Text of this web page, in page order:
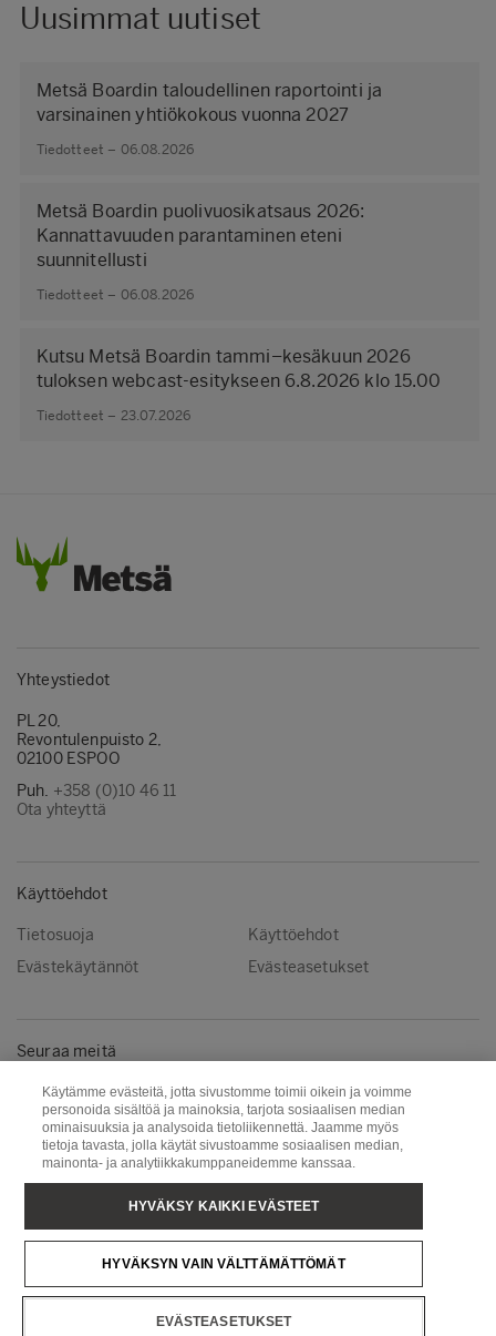
Uusimmat uutiset
Metsä Boardin taloudellinen raportointi ja
varsinainen yhtiökokous vuonna 2027
Tiedotteet – 06.08.2026
Metsä Boardin puolivuosikatsaus 2026:
Kannattavuuden parantaminen eteni
suunnitellusti
Tiedotteet – 06.08.2026
Kutsu Metsä Boardin tammi–kesäkuun 2026
tuloksen webcast-esitykseen 6.8.2026 klo 15.00
Tiedotteet – 23.07.2026
Yhteystiedot
PL 20,
Revontulenpuisto 2,
02100 ESPOO
Puh. +358 (0)10 46 11
Ota yhteyttä
Käyttöehdot
Tietosuoja
Käyttöehdot
Evästekäytännöt
Evästeasetukset
Seuraa meitä
Instagram
LinkedIn
YouTube
Puunhankinta
Metsä Wood
Metsä Fibre
Metsä Tissue
Metsä Spring
Copyright © Metsä Group
Käytämme evästeitä, jotta sivustomme toimii oikein ja voimme
personoida sisältöä ja mainoksia, tarjota sosiaalisen median
ominaisuuksia ja analysoida tietoliikennettä. Jaamme myös
tietoja tavasta, jolla käytät sivustoamme sosiaalisen median,
mainonta- ja analytiikkakumppaneidemme kanssaa.
EVÄSTEASETUKSET
HYVÄKSYN VAIN VÄLTTÄMÄTTÖMÄT
HYVÄKSY KAIKKI EVÄSTEET